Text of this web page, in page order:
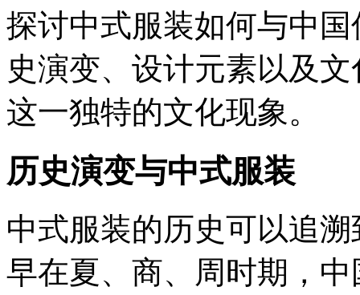
探讨中式服装如何与中
史演变、设计元素以及
这一独特的文化现象。
历史演变与中式服装
中式服装的历史可以追
早在夏、商、周时期，